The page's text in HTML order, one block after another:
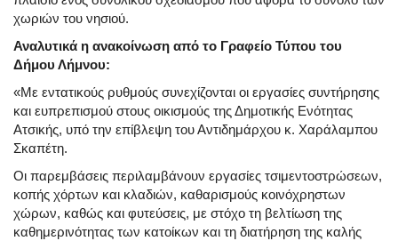
χωριών του νησιού.
Αναλυτικά η ανακοίνωση από το Γραφείο Τύπου του
Δήμου Λήμνου:
«Με εντατικούς ρυθμούς συνεχίζονται οι εργασίες συντήρησης
και ευπρεπισμού στους οικισμούς της Δημοτικής Ενότητας
Ατσικής, υπό την επίβλεψη του Αντιδημάρχου κ. Χαράλαμπου
Σκαπέτη.
Οι παρεμβάσεις περιλαμβάνουν εργασίες τσιμεντοστρώσεων,
κοπής χόρτων και κλαδιών, καθαρισμούς κοινόχρηστων
χώρων, καθώς και φυτεύσεις, με στόχο τη βελτίωση της
καθημερινότητας των κατοίκων και τη διατήρηση της καλής